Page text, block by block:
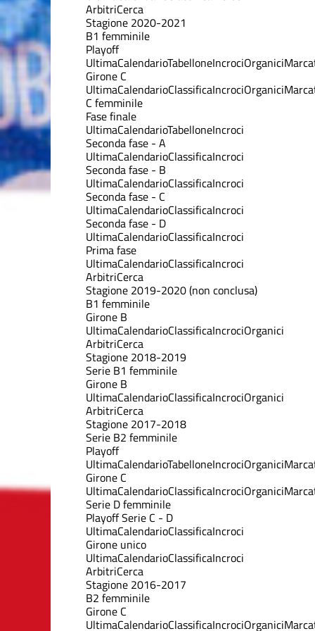
ArbitriCerca
Stagione 2020-2021
B1 femminile
Playoff
UltimaCalendarioTabelloneIncrociOrganici
Girone C
UltimaCalendarioClassificaIncrociOrganici
C femminile
Fase finale
UltimaCalendarioTabelloneIncroci
Seconda fase - A
UltimaCalendarioClassificaIncroci
Seconda fase - B
UltimaCalendarioClassificaIncroci
Seconda fase - C
UltimaCalendarioClassificaIncroci
Seconda fase - D
UltimaCalendarioClassificaIncroci
Prima fase
UltimaCalendarioClassificaIncroci
ArbitriCerca
Stagione 2019-2020 (non conclusa)
B1 femminile
Girone B
UltimaCalendarioClassificaIncrociOrganici
ArbitriCerca
Stagione 2018-2019
Serie B1 femminile
Girone B
UltimaCalendarioClassificaIncrociOrganici
ArbitriCerca
Stagione 2017-2018
Serie B2 femminile
Playoff
UltimaCalendarioTabelloneIncrociOrganici
Girone C
UltimaCalendarioClassificaIncrociOrganici
Serie D femminile
Playoff Serie C - D
UltimaCalendarioClassificaIncroci
Girone unico
UltimaCalendarioClassificaIncroci
ArbitriCerca
Stagione 2016-2017
B2 femminile
Girone C
UltimaCalendarioClassificaIncrociOrganici